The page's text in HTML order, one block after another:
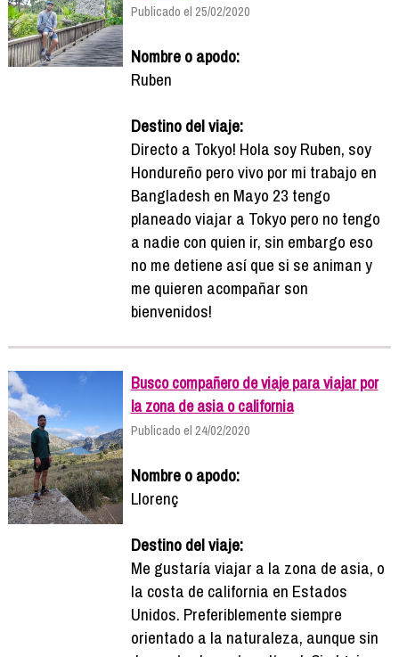
Publicado el 25/02/2020
Nombre o apodo:
Ruben
Destino del viaje:
Directo a Tokyo! Hola soy Ruben, soy
Hondureño pero vivo por mi trabajo en
Bangladesh en Mayo 23 tengo
planeado viajar a Tokyo pero no tengo
a nadie con quien ir, sin embargo eso
no me detiene así que si se animan y
me quieren acompañar son
bienvenidos!
Busco compañero de viaje para viajar por
la zona de asia o california
Publicado el 24/02/2020
Nombre o apodo:
Llorenç
Destino del viaje:
Me gustaría viajar a la zona de asia, o
la costa de california en Estados
Unidos. Preferiblemente siempre
orientado a la naturaleza, aunque sin